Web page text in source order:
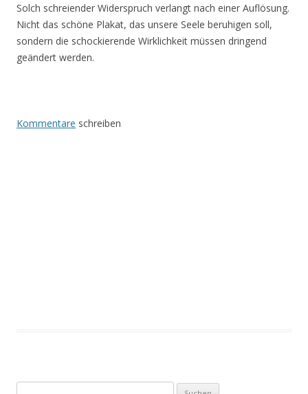
Solch schreiender Widerspruch verlangt nach einer Auflösung.
Nicht das schöne Plakat, das unsere Seele beruhigen soll,
sondern die schockierende Wirklichkeit müssen dringend
geändert werden.
Kommentare schreiben